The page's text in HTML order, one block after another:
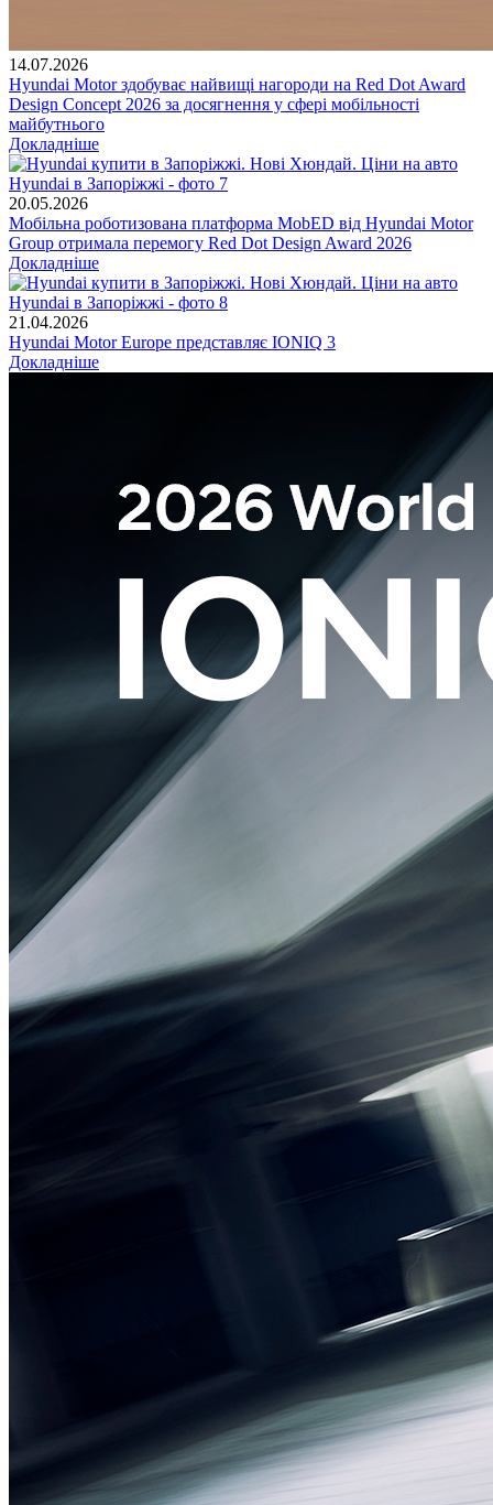
14.07.2026
Hyundai Motor здобуває найвищі нагороди на Red Dot Award
Design Concept 2026 за досягнення у сфері мобільності
майбутнього
Докладніше
20.05.2026
Мобільна роботизована платформа MobED від Hyundai Motor
Group отримала перемогу Red Dot Design Award 2026
Докладніше
21.04.2026
Hyundai Motor Europe представляє IONIQ 3
Докладніше